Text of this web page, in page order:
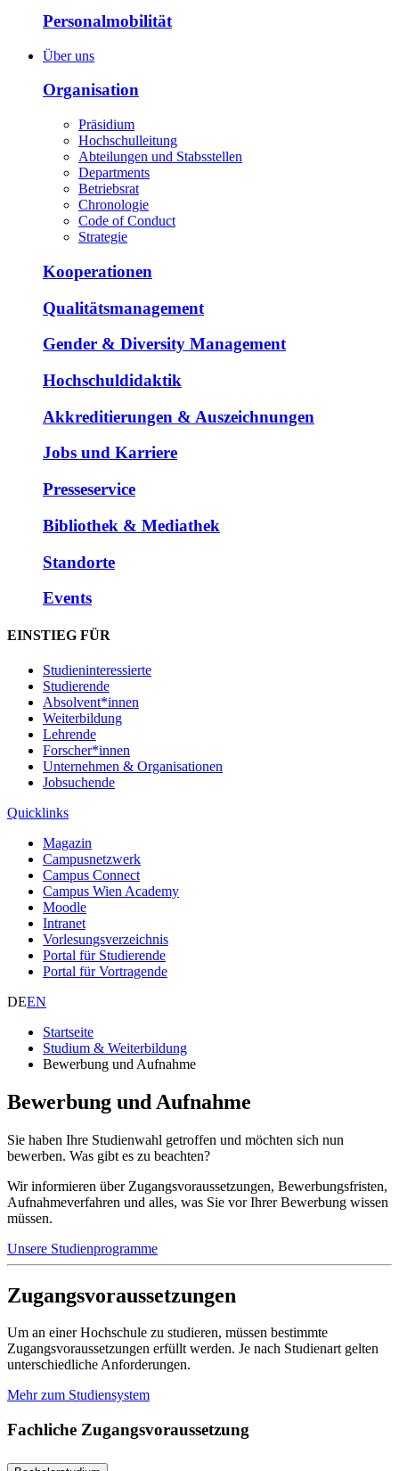
Personalmobilität
Über uns
Organisation
Präsidium
Hochschulleitung
Abteilungen und Stabsstellen
Departments
Betriebsrat
Chronologie
Code of Conduct
Strategie
Kooperationen
Qualitätsmanagement
Gender & Diversity Management
Hochschuldidaktik
Akkreditierungen & Auszeichnungen
Jobs und Karriere
Presseservice
Bibliothek & Mediathek
Standorte
Events
EINSTIEG FÜR
Studieninteressierte
Studierende
Absolvent*innen
Weiterbildung
Lehrende
Forscher*innen
Unternehmen & Organisationen
Jobsuchende
Quicklinks
Magazin
Campusnetzwerk
Campus Connect
Campus Wien Academy
Moodle
Intranet
Vorlesungsverzeichnis
Portal für Studierende
Portal für Vortragende
DEEN
Startseite
Studium & Weiterbildung
Bewerbung und Aufnahme
Bewerbung und Aufnahme
Sie haben Ihre Studienwahl getroffen und möchten sich nun
bewerben. Was gibt es zu beachten?
Wir informieren über Zugangsvoraussetzungen, Bewerbungsfristen,
Aufnahmeverfahren und alles, was Sie vor Ihrer Bewerbung wissen
müssen.
Unsere Studienprogramme
Zugangsvoraussetzungen
Um an einer Hochschule zu studieren, müssen bestimmte
Zugangsvoraussetzungen erfüllt werden. Je nach Studienart gelten
unterschiedliche Anforderungen.
Mehr zum Studiensystem
Fachliche Zugangsvoraussetzung